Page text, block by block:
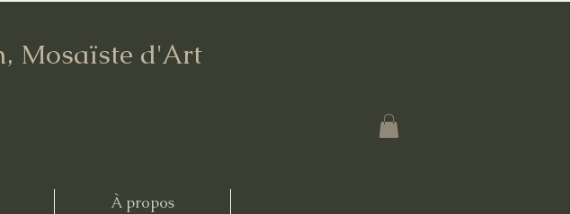
Mosaïste d'Art
À propos